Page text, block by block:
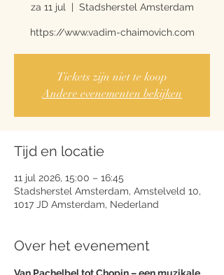
za 11 jul
  |
Stadsherstel Amsterdam
https://www.vadim-chaimovich.com
Tickets zijn niet te koop
Andere evenementen bekijken
Tijd en locatie
11 jul 2026, 15:00 – 16:45
Stadsherstel Amsterdam, Amstelveld 10,
1017 JD Amsterdam, Nederland
Over het evenement